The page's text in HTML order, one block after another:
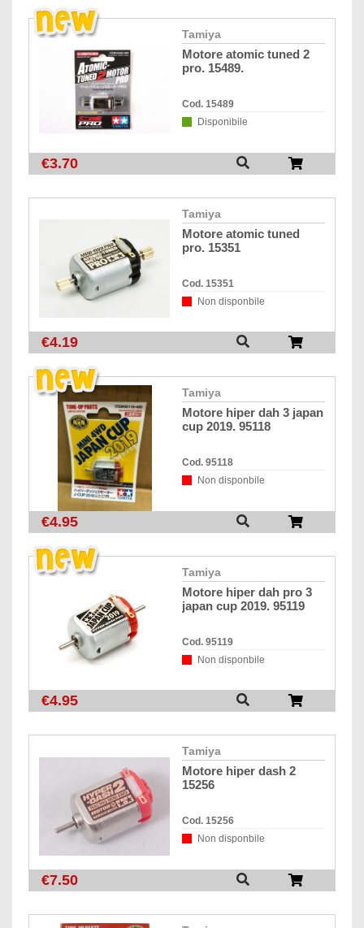
tamiya
motore atomic tuned 2
pro. 15489.
Cod. 15489
Disponibile
€3.70
tamiya
motore atomic tuned
pro. 15351
Cod. 15351
Non disponbile
€4.19
tamiya
motore hiper dah 3 japan
cup 2019. 95118
Cod. 95118
Non disponbile
€4.95
tamiya
motore hiper dah pro 3
japan cup 2019. 95119
Cod. 95119
Non disponbile
€4.95
tamiya
motore hiper dash 2
15256
Cod. 15256
Non disponbile
€7.50